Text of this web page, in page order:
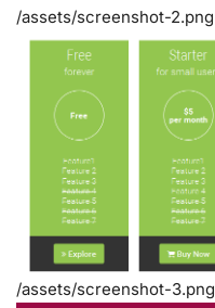
/assets/screenshot-2.png
/assets/screenshot-3.png